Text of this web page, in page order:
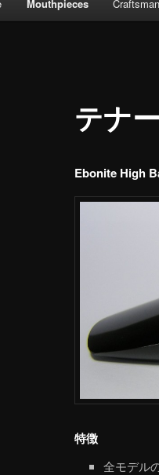
Mouthpieces
テナ
Ebonite High
特徴
全モデル